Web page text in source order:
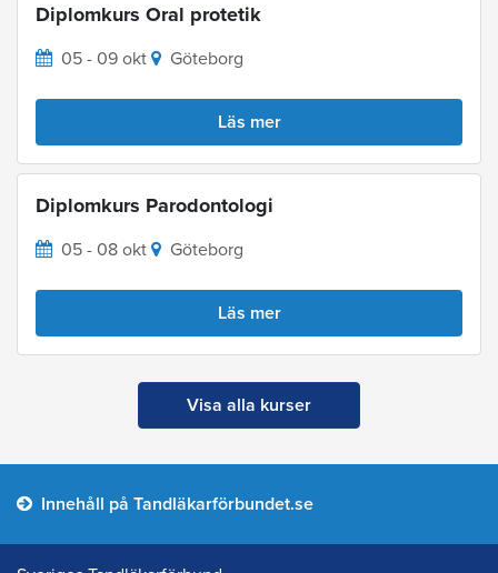
Diplomkurs Oral protetik
05 - 09 okt Göteborg
Läs mer
Diplomkurs Parodontologi
05 - 08 okt Göteborg
Läs mer
Visa alla kurser
Innehåll på Tandläkarförbundet.se